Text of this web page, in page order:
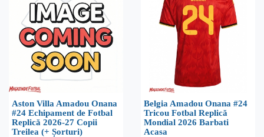
Aston Villa Amadou Onana
#24 Echipament de Fotbal
Replică 2026-27 Copii
Treilea (+ Șorturi)
Belgia Amadou Onana #24
Tricou Fotbal Replică
Mondial 2026 Barbati
Acasa